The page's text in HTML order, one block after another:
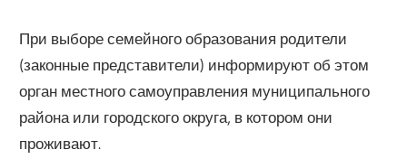
При выборе семейного образования родители
(законные представители) информируют об этом
орган местного самоуправления муниципального
района или городского округа, в котором они
проживают.